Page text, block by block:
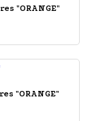
"ORANGE"
"ORANGE"